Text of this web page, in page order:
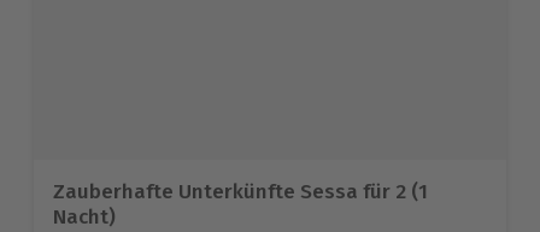
Zauberhafte Unterkünfte Sessa für 2 (1
Nacht)